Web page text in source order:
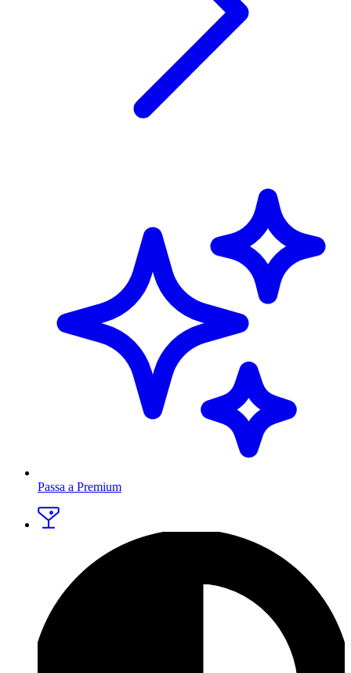
Passa a Premium